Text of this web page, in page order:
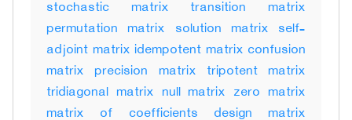
stochastic matrix transition matrix
permutation matrix solution matrix self-
adjoint matrix idempotent matrix confusion
matrix precision matrix tripotent matrix
tridiagonal matrix null matrix zero matrix
matrix of coefficients design matrix